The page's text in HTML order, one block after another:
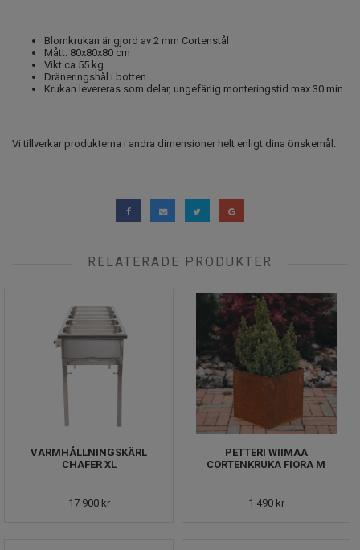
Blomkrukan är gjord av 2 mm Cortenstål
Mått: 80x80x80 cm
Vikt ca 55 kg
Dräneringshål i botten
Krukan levereras som delar, ungefärlig monteringstid max 30 min
Vi tillverkar produkterna i andra dimensioner helt enligt dina önskemål.
RELATERADE PRODUKTER
VARMHÅLLNINGSKÄRL
CHAFER XL
17 900 kr
PETTERI WIIMAA
CORTENKRUKA FIORA M
1 490 kr